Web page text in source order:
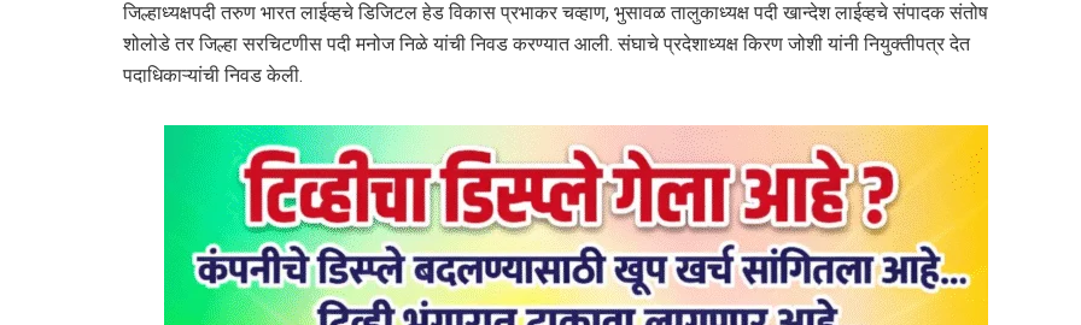
जिल्हाध्यक्षपदी तरुण भारत लाईव्हचे डिजिटल हेड विकास प्रभाकर चव्हाण, भुसावळ तालुकाध्यक्ष पदी खान्देश लाईव्हचे संपादक संतोष
शोलोडे तर जिल्हा सरचिटणीस पदी मनोज निळे यांची निवड करण्यात आली. संघाचे प्रदेशाध्यक्ष किरण जोशी यांनी नियुक्तीपत्र देत
पदाधिकाऱ्यांची निवड केली.